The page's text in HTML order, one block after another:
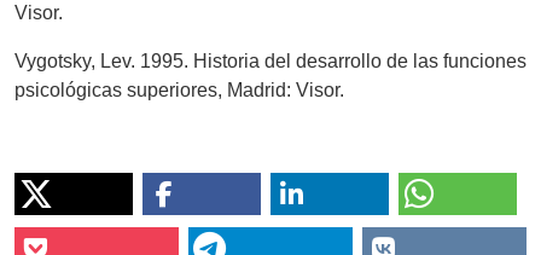
Visor.
Vygotsky, Lev. 1995. Historia del desarrollo de las funciones
psicológicas superiores, Madrid: Visor.